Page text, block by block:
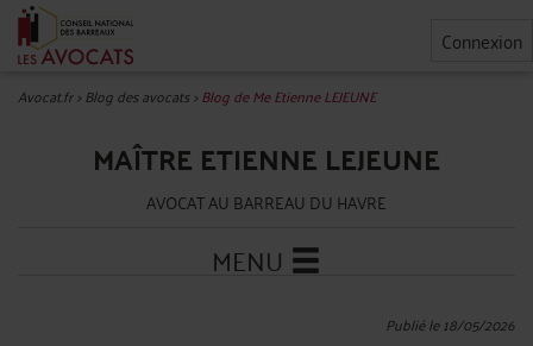
Connexion
Avocat.fr>Blog des avocats>Blog de Me Etienne LEJEUNE
MAÎTRE ETIENNE LEJEUNE
AVOCAT AU BARREAU DU HAVRE
MENU
Publié le 18/05/2026